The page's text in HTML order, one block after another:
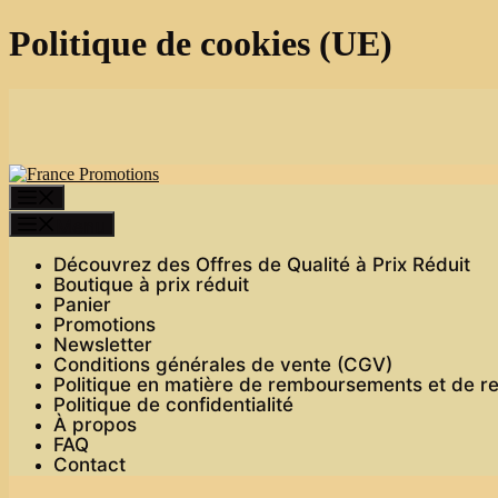
Politique de cookies (UE)
Menu
Découvrez des Offres de Qualité à Prix Réduit
Boutique à prix réduit
Panier
Promotions
Newsletter
Conditions générales de vente (CGV)
Politique en matière de remboursements et de
Politique de confidentialité
À propos
FAQ
Contact